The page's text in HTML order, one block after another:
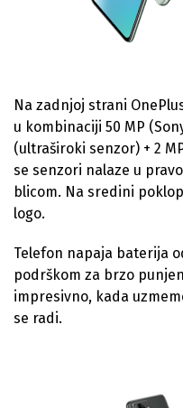
Na zadnjoj strani
u kombinaciji 50 MP
(ultraširoki senzor) + 2
se senzori nalaze u
blicom. Na sredini
logo.
Telefon napaja baterija
podrškom za brzo
impresivno, kada
se radi.